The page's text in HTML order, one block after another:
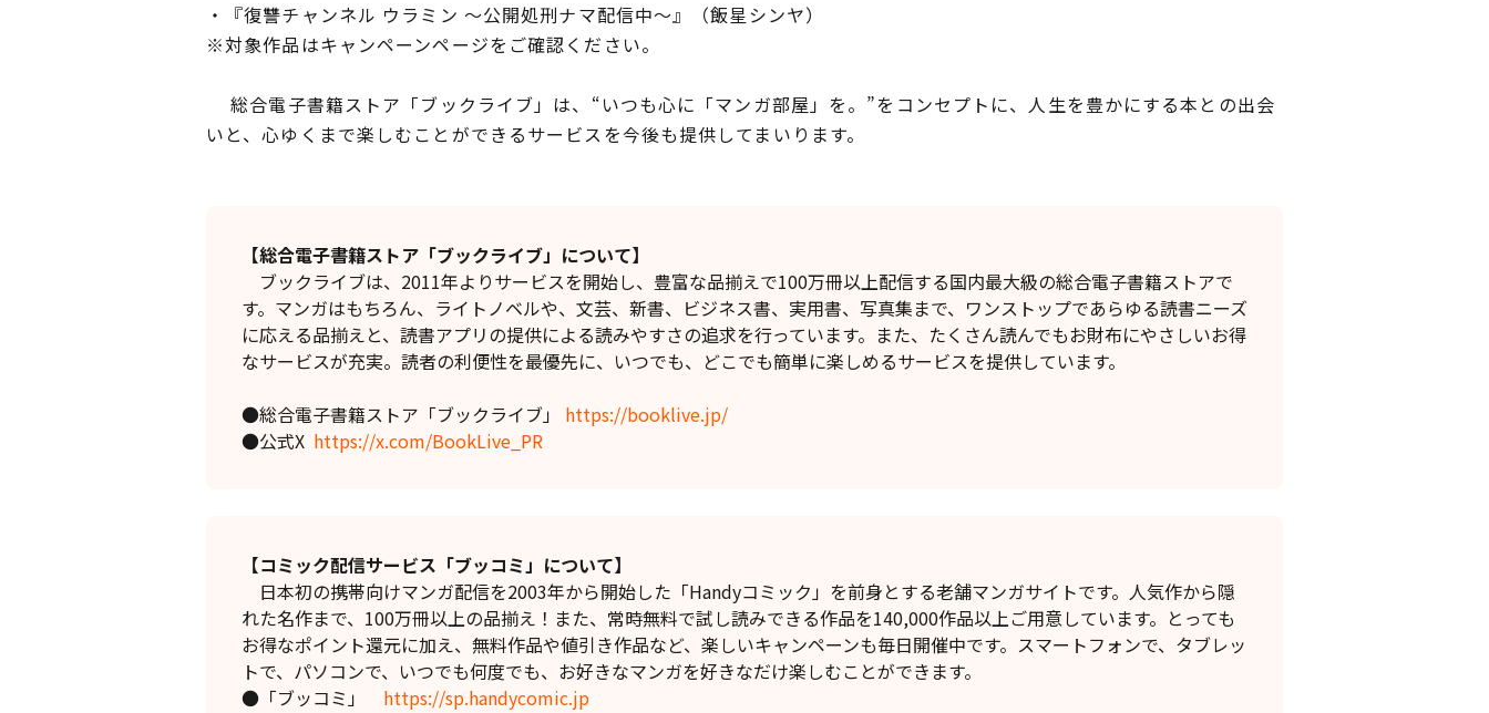
・『復讐チャンネル ウラミン ～公開処刑ナマ配信中～』（飯星シンヤ）
※対象作品はキャンペーンページをご確認ください。
総合電子書籍ストア「ブックライブ」は、“いつも心に「マンガ部屋」を。”をコンセプトに、人生を豊かにする本との出会
いと、心ゆくまで楽しむことができるサービスを今後も提供してまいります。
【総合電子書籍ストア「ブックライブ」について】
ブックライブは、2011年よりサービスを開始し、豊富な品揃えで100万冊以上配信する国内最大級の総合電子書籍ストアで
す。マンガはもちろん、ライトノベルや、文芸、新書、ビジネス書、実用書、写真集まで、ワンストップであらゆる読書ニーズ
に応える品揃えと、読書アプリの提供による読みやすさの追求を行っています。また、たくさん読んでもお財布にやさしいお得
なサービスが充実。読者の利便性を最優先に、いつでも、どこでも簡単に楽しめるサービスを提供しています。
●総合電子書籍ストア「ブックライブ」 https://booklive.jp/
●公式X https://x.com/BookLive_PR
【コミック配信サービス「ブッコミ」について】
日本初の携帯向けマンガ配信を2003年から開始した「Handyコミック」を前身とする老舗マンガサイトです。人気作から隠
れた名作まで、100万冊以上の品揃え！また、常時無料で試し読みできる作品を140,000作品以上ご用意しています。とっても
お得なポイント還元に加え、無料作品や値引き作品など、楽しいキャンペーンも毎日開催中です。スマートフォンで、タブレッ
トで、パソコンで、いつでも何度でも、お好きなマンガを好きなだけ楽しむことができます。
●「ブッコミ」 https://sp.handycomic.jp